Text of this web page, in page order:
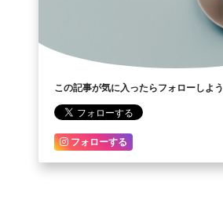
この記事が気に入ったらフォローしよう
フォローする